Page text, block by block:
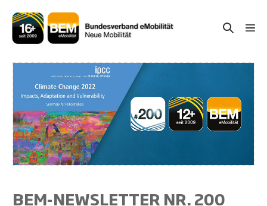
Inhalt
springen
Suche-
BEM-NEWSLETTER NR. 200